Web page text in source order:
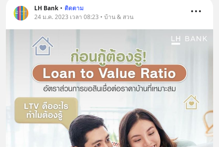
LH Bank • ติดตาม
24 ม.ค. 2023 เวลา 08:23 • บ้าน & สวน